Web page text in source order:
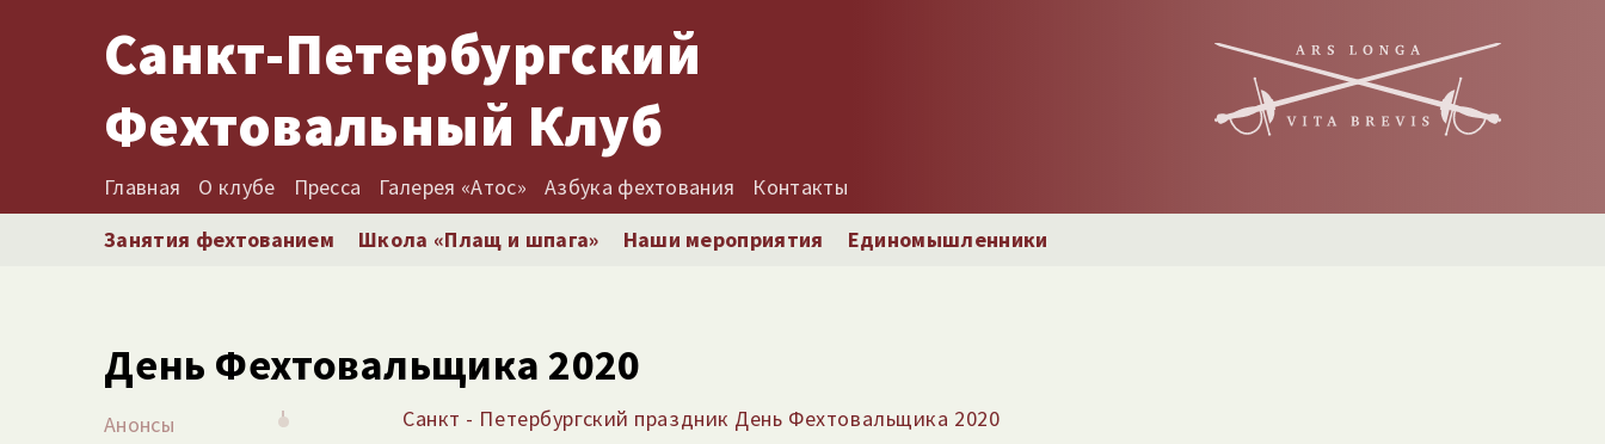
Санкт-Петербургский
Фехтовальный Клуб
Главная О клубе Пресса Галерея «Атос» Азбука фехтования
Контакты
Занятия фехтованием
Школа «Плащ и шпага» Наши мероприятия Единомышленники
День Фехтовальщика 2020
Анонсы
Санкт - Петербургский праздник День Фехтовальщика 2020